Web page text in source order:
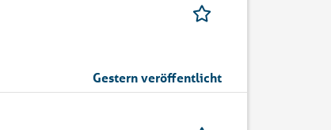
Gestern veröffentlicht